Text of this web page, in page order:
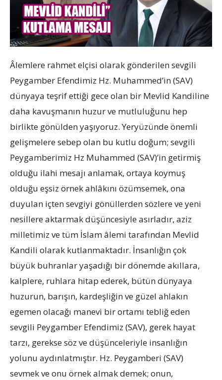
Âlemlere rahmet elçisi olarak gönderilen sevgili
Peygamber Efendimiz Hz. Muhammed’in (SAV)
dünyaya teşrif ettiği gece olan bir Mevlid Kandiline
daha kavuşmanın huzur ve mutluluğunu hep
birlikte gönülden yaşıyoruz. Yeryüzünde önemli
gelişmelere sebep olan bu kutlu doğum; sevgili
Peygamberimiz Hz Muhammed (SAV)’in getirmiş
olduğu ilahi mesajı anlamak, ortaya koymuş
olduğu eşsiz örnek ahlâkını özümsemek, ona
duyulan içten sevgiyi gönüllerden sözlere ve yeni
nesillere aktarmak düşüncesiyle asırladır, aziz
milletimiz ve tüm İslam âlemi tarafından Mevlid
Kandili olarak kutlanmaktadır. İnsanlığın çok
büyük buhranlar yaşadığı bir dönemde akıllara,
kalplere, ruhlara hitap ederek, bütün dünyaya
huzurun, barışın, kardeşliğin ve güzel ahlakın
egemen olacağı manevi bir ortamı tebliğ eden
sevgili Peygamber Efendimiz (SAV), gerek hayat
tarzı, gerekse söz ve düşünceleriyle insanlığın
yolunu aydınlatmıştır. Hz. Peygamberi (SAV)
sevmek ve onu örnek almak demek; onun,